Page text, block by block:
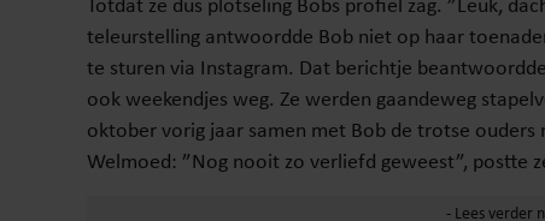
teleurstelling antwoordde Bob niet op haar
te sturen via Instagram. Dat berichtje
ook weekendjes weg. Ze werden gaandeweg
oktober vorig jaar samen met Bob de trotse
Welmoed: ”Nog nooit zo verliefd geweest”, postte